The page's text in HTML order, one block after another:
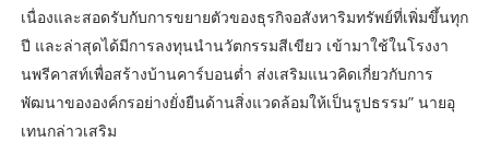
เนื่องและสอดรับกับการขยายตัวของธุรกิจอสังหาริมทรัพย์ที่เพิ่มขึ้นทุก
ปี และล่าสุดได้มีการลงทุนนำนวัตกรรมสีเขียว เข้ามาใช้ในโรงงา
นพรีคาสท์เพื่อสร้างบ้านคาร์บอนต่ำ ส่งเสริมแนวคิดเกี่ยวกับการ
พัฒนาขององค์กรอย่างยั่งยืนด้านสิ่งแวดล้อมให้เป็นรูปธรรม” นายอุ
เทนกล่าวเสริม